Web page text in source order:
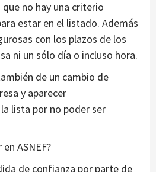
no hay una criterio
estar en el listado. Además
con los plazos de los
ni un sólo día o incluso hora.
de un cambio de
y aparecer
lista por no poder ser
ASNEF?
de confianza por parte de